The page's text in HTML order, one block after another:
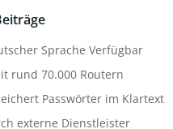
Sprache Verfügbar
rund 70.000 Routern
Passwörter im Klartext
externe Dienstleister